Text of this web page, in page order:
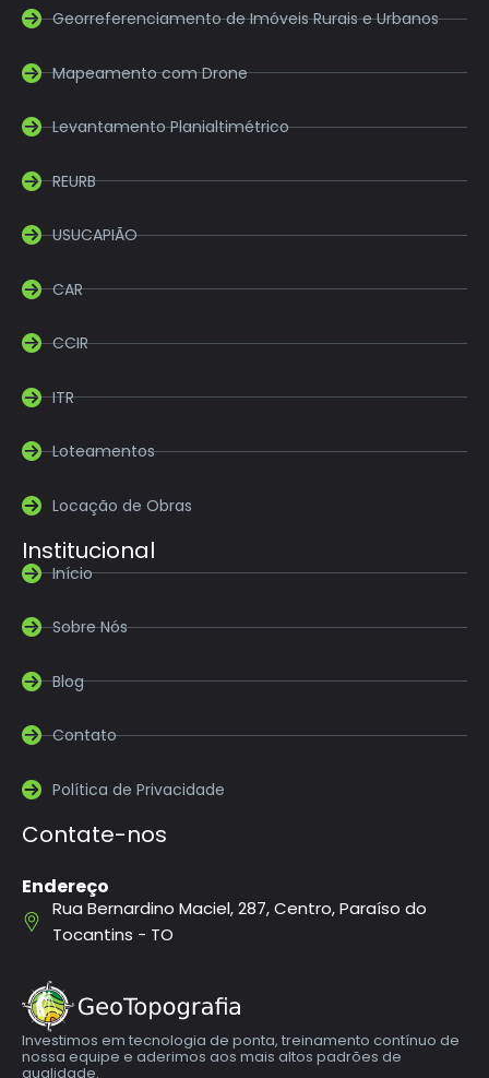
Georreferenciamento de Imóveis Rurais e Urbanos
Mapeamento com Drone
Levantamento Planialtimétrico
REURB
USUCAPIÃO
CAR
CCIR
ITR
Loteamentos
Locação de Obras
Institucional
Início
Sobre Nós
Blog
Contato
Política de Privacidade
Contate-nos
Endereço
Rua Bernardino Maciel, 287, Centro, Paraíso do
Tocantins - TO
Investimos em tecnologia de ponta, treinamento contínuo de
nossa equipe e aderimos aos mais altos padrões de
qualidade.